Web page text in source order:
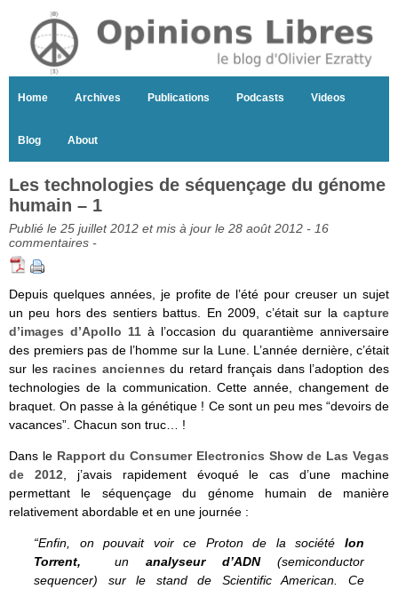
Home Archives Publications Podcasts Videos
Blog About
Les technologies de séquençage du génome
humain – 1
Publié le 25 juillet 2012 et mis à jour le 28 août 2012 - 16
commentaires -
Depuis quelques années, je profite de l’été pour creuser un sujet
un peu hors des sentiers battus. En 2009, c’était sur la capture
d’images d’Apollo 11 à l’occasion du quarantième anniversaire
des premiers pas de l’homme sur la Lune. L’année dernière, c’était
sur les racines anciennes du retard français dans l’adoption des
technologies de la communication. Cette année, changement de
braquet. On passe à la génétique ! Ce sont un peu mes “devoirs de
vacances”. Chacun son truc… !
Dans le Rapport du Consumer Electronics Show de Las Vegas
de 2012 , j’avais rapidement évoqué le cas d’une machine
permettant le séquençage du génome humain de manière
relativement abordable et en une journée :
“Enfin, on pouvait voir ce Proton de la société Ion
Torrent, un analyseur d’ADN(semiconductor
sequencer) sur le stand de Scientific American. Ce